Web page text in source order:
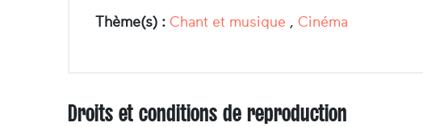
Thème(s) : Chant et musique , Cinéma
Droits et conditions de reproduction